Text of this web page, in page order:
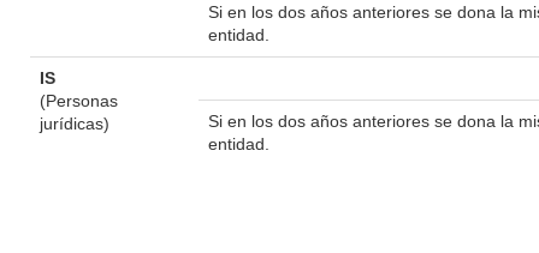
Si en los dos años anteriores se dona la
entidad.
IS
(Personas
jurídicas)
Si en los dos años anteriores se dona la
entidad.